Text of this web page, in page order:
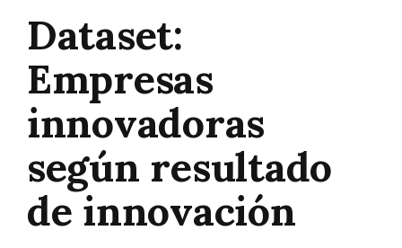
Nación
Dataset:
Empresas
innovadoras
según resultado
de innovación